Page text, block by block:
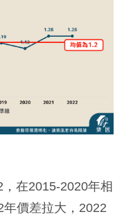
在2015-2020年相
價差拉大，2022